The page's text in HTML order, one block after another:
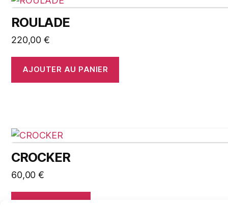
ROULADE
220,00 €
AJOUTER AU PANIER
CROCKER
60,00 €